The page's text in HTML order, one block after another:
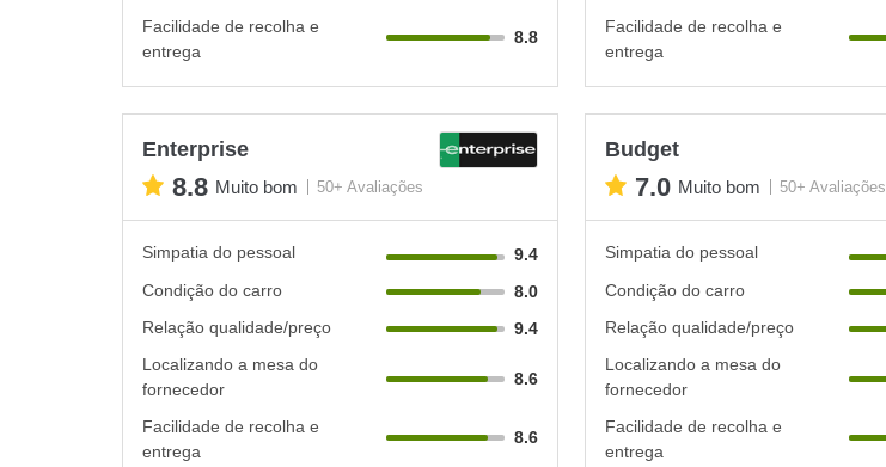
Facilidade de recolha e
entrega
8.8
Facilidade de recolha e
entrega
Enterprise
8.8 Muito bom 50+ Avaliações
Simpatia do pessoal
9.4
Condição do carro
8.0
Relação qualidade/preço
9.4
Localizando a mesa do
fornecedor
8.6
Facilidade de recolha e
entrega
8.6
Budget
7.0 Muito bom 50+ Avaliações
Simpatia do pessoal
Condição do carro
Relação qualidade/preço
Localizando a mesa do
fornecedor
Facilidade de recolha e
entrega